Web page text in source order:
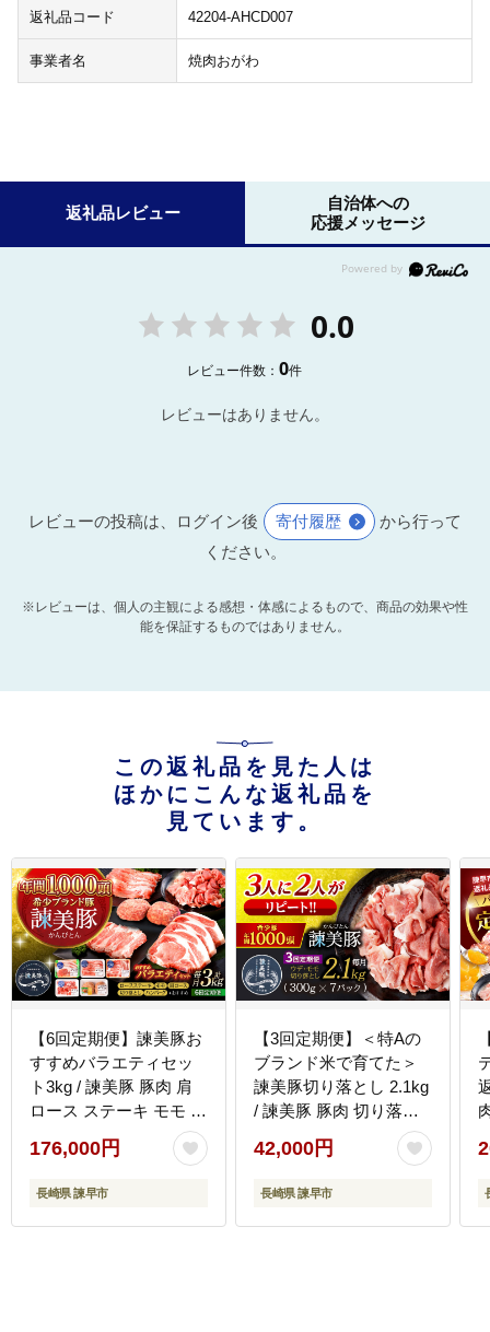
返礼品コード 42204-AHCD007
事業者名 焼肉おがわ
返礼品レビュー
自治体への
応援メッセージ
0.0
レビュー件数：0件
レビューはありません。
レビューの投稿は、ログイン後 寄付履歴
から行って
ください。
※レビューは、個人の主観による感想・体感によるもので、商品の効果や性
能を保証するものではありません。
この返礼品を見た人は
ほかにこんな返礼品を
見ています。
【6回定期便】諫美豚お
すすめバラエティセッ
ト3kg / 諫美豚 豚肉 肩
ロース ステーキ モモ 切
り落とし ハンバーグ ロ
ースステーキ / 諫早市 /
株式会社土井農場
176,000円
長崎県 諫早市
【3回定期便】＜特Aの
ブランド米で育てた＞
諫美豚切り落とし 2.1kg
/ 諫美豚 豚肉 切り落と
し 肉 豚 お肉 国産 人気
スライス / 諫早市 / 株式
会社土井農場
42,000円
長崎県 諫早市